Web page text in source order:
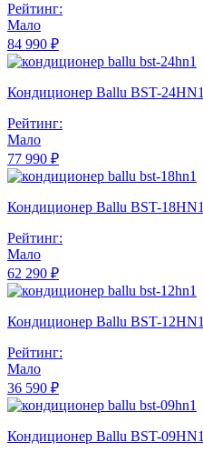
Рейтинг:
Мало
84 990 ₽
Кондиционер Ballu BST-24HN1
Рейтинг:
Мало
77 990 ₽
Кондиционер Ballu BST-18HN1
Рейтинг:
Мало
62 290 ₽
Кондиционер Ballu BST-12HN1
Рейтинг:
Мало
36 590 ₽
Кондиционер Ballu BST-09HN1